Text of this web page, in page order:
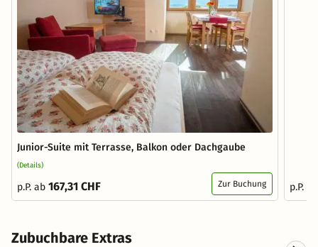
Junior-Suite mit Terrasse, Balkon oder Dachgaube
(Details)
p.P. ab 167,31 CHF Zur Buchung p.P.
Zubuchbare Extras